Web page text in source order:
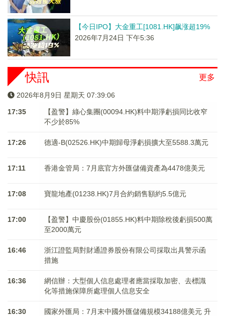
【今日IPO】大金重工[1081.HK]飙涨超19%
2026年7月24日 下午5:36
更多
快訊
2026年8月9日 星期天 07:39:07
17:35
【盈警】綠心集團(00094.HK)料中期淨虧損同比收窄
不少於85%
17:26 德適-B(02526.HK)中期歸母淨虧損擴大至5588.3萬元
17:11 香港金管局：7月底官方外匯儲備資產為4478億美元
17:08 寶龍地產(01238.HK)7月合約銷售額約5.5億元
17:00
【盈警】中慶股份(01855.HK)料中期除稅後虧損500萬
至2000萬元
16:46
浙江證監局對財通證券股份有限公司採取出具警示函
措施
16:36
網信辦：大型個人信息處理者應當採取加密、去標識
化等措施保障所處理個人信息安全
16:30
國家外匯局：7月末中國外匯儲備規模34188億美元 升